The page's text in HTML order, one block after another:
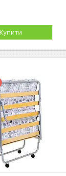
Купити